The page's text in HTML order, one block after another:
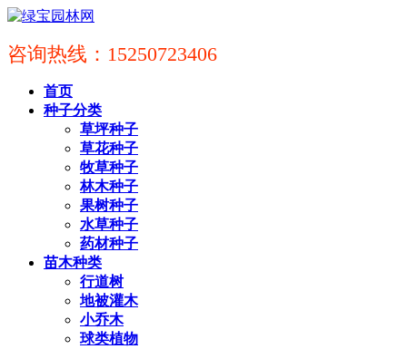
咨询热线：15250723406
首页
种子分类
草坪种子
草花种子
牧草种子
林木种子
果树种子
水草种子
药材种子
苗木种类
行道树
地被灌木
小乔木
球类植物